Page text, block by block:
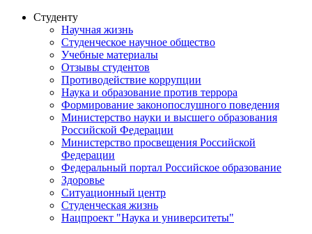
Студенту
Научная жизнь
Студенческое научное общество
Учебные материалы
Отзывы студентов
Противодействие коррупции
Наука и образование против террора
Формирование законопослушного поведения
Министерство науки и высшего образования
Российской Федерации
Министерство просвещения Российской
Федерации
Федеральный портал Российское образование
Здоровье
Ситуационный центр
Студенческая жизнь
Нацпроект "Наука и университеты"